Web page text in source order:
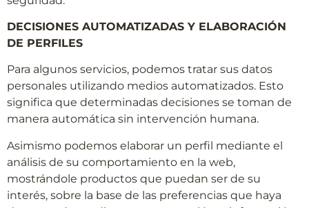
DECISIONES AUTOMATIZADAS Y ELABORACIÓN
DE PERFILES
Para algunos servicios, podemos tratar sus datos
personales utilizando medios automatizados. Esto
significa que determinadas decisiones se toman de
manera automática sin intervención humana.
Asimismo podemos elaborar un perfil mediante el
análisis de su comportamiento en la web,
mostrándole productos que puedan ser de su
interés, sobre la base de las preferencias que haya